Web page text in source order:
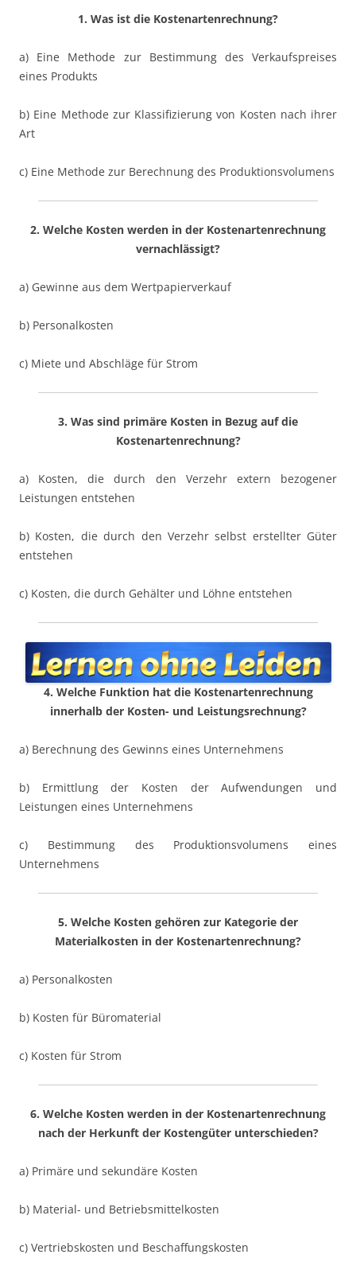
1. Was ist die Kostenartenrechnung?
a) Eine Methode zur Bestimmung des Verkaufspreises
eines Produkts
b) Eine Methode zur Klassifizierung von Kosten nach ihrer
Art
c) Eine Methode zur Berechnung des Produktionsvolumens
2. Welche Kosten werden in der Kostenartenrechnung
vernachlässigt?
a) Gewinne aus dem Wertpapierverkauf
b) Personalkosten
c) Miete und Abschläge für Strom
3. Was sind primäre Kosten in Bezug auf die
Kostenartenrechnung?
a) Kosten, die durch den Verzehr extern bezogener
Leistungen entstehen
b) Kosten, die durch den Verzehr selbst erstellter Güter
entstehen
c) Kosten, die durch Gehälter und Löhne entstehen
4. Welche Funktion hat die Kostenartenrechnung
innerhalb der Kosten- und Leistungsrechnung?
a) Berechnung des Gewinns eines Unternehmens
b) Ermittlung der Kosten der Aufwendungen und
Leistungen eines Unternehmens
c) Bestimmung des Produktionsvolumens eines
Unternehmens
5. Welche Kosten gehören zur Kategorie der
Materialkosten in der Kostenartenrechnung?
a) Personalkosten
b) Kosten für Büromaterial
c) Kosten für Strom
6. Welche Kosten werden in der Kostenartenrechnung
nach der Herkunft der Kostengüter unterschieden?
a) Primäre und sekundäre Kosten
b) Material- und Betriebsmittelkosten
c) Vertriebskosten und Beschaffungskosten